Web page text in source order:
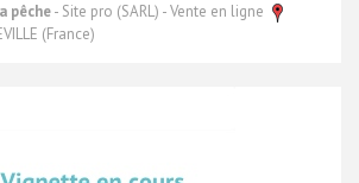
pêche- Site pro (SARL) - Vente en ligne
(France)